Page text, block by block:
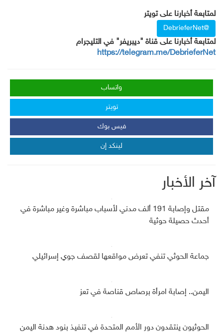
لمتابعة أخبارنا على تويتر
@DebrieferNet
لمتابعة أخبارنا على قناة "ديبريفر" في التليجرام
https://telegram.me/DebrieferNet
واتساب
تويتر
فيس بوك
لينكد إن
آخر الأخبار
مقتل وإصابة 191 ألف مدني لأسباب مباشرة وغير مباشرة في
أحدث حصيلة حوثية
جماعة الحوثي تنفي تعرض مواقعها لقصف جوي إسرائيلي
اليمن.. إصابة امرأة برصاص قناصة في تعز
الحوثيون ينتقدون دور الأمم المتحدة في تنفيذ بنود هدنة اليمن